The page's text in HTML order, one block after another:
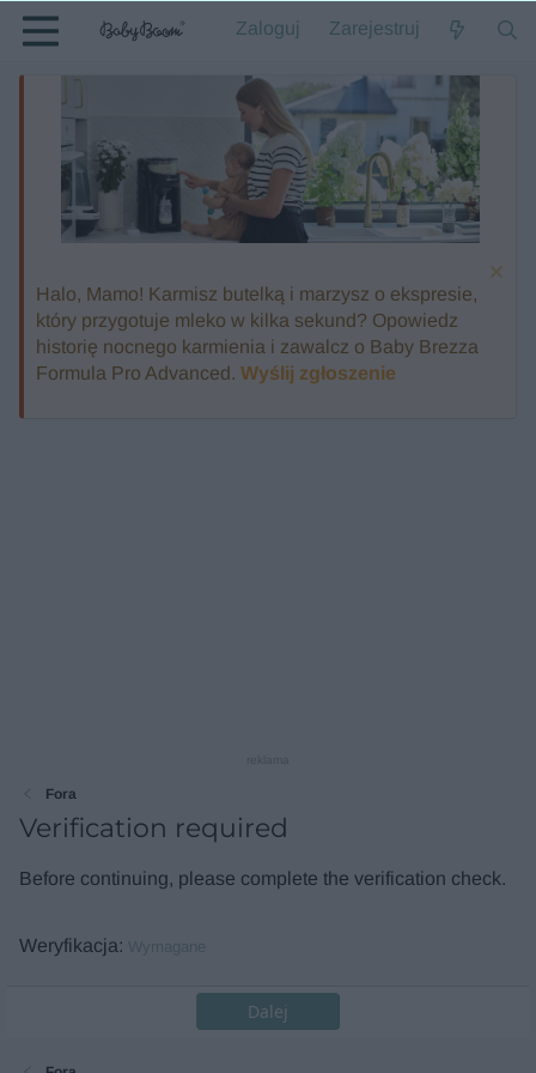
Zaloguj Zarejestruj
Halo, Mamo! Karmisz butelką i marzysz o ekspresie,
który przygotuje mleko w kilka sekund? Opowiedz
historię nocnego karmienia i zawalcz o Baby Brezza
Formula Pro Advanced. Wyślij zgłoszenie
Fora
Verification required
Before continuing, please complete the verification check.
Weryfikacja Wymagane
Dalej